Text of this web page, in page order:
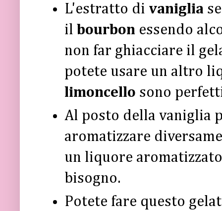
L'estratto di vaniglia
il bourbon essendo
non far ghiacciare il
potete usare un altro
limoncello sono
Al posto della vaniglia
aromatizzare
un liquore
bisogno.
Potete fare questo